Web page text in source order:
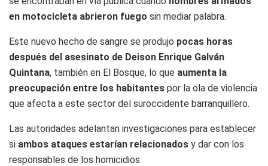
en motocicleta abrieron fuego sin mediar palabra.
Este nuevo hecho de sangre se produjo pocas horas
después del asesinato de Deison Enrique Galván
Quintana, también en El Bosque, lo que aumenta la
preocupación entre los habitantes por la ola de violencia
que afecta a este sector del suroccidente barranquillero.
Las autoridades adelantan investigaciones para establecer
si ambos ataques estarían relacionados y dar con los
responsables de los homicidios.